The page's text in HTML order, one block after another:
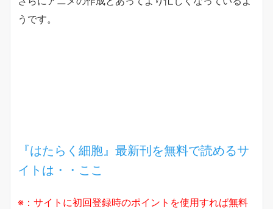
うです。
『はたらく細胞』最新刊を無料で読めるサ
イトは・・ここ
※：サイトに初回登録時のポイントを使用すれば無料